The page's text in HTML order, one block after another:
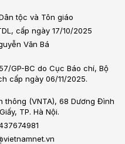
tộc và Tôn giáo
cấp ngày 17/10/2025
Văn Bá
GP-BC do Cục Báo chí, Bộ
cấp ngày 06/11/2025.
thông (VNTA), 68 Dương Đình
TP. Hà Nội.